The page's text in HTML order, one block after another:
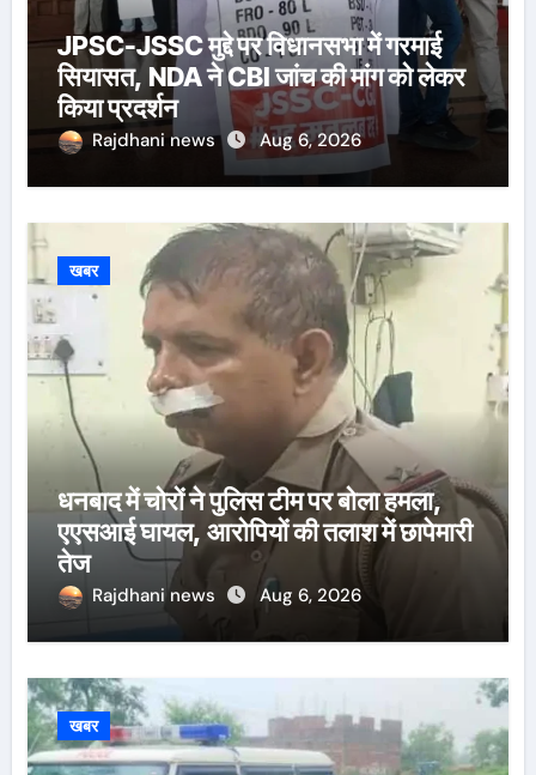
JPSC-JSSC मुद्दे पर विधानसभा में गरमाई
सियासत, NDA ने CBI जांच की मांग को लेकर
किया प्रदर्शन
Rajdhani news Aug 6, 2026
खबर
धनबाद में चोरों ने पुलिस टीम पर बोला हमला,
एएसआई घायल, आरोपियों की तलाश में छापेमारी
तेज
Rajdhani news Aug 6, 2026
खबर